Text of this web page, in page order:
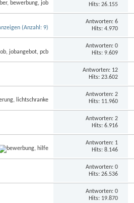
Hits: 26.155
Antworten: 6
Hits: 4.970
Antworten: 0
Hits: 9.609
Antworten: 12
Hits: 23.602
Antworten: 2
Hits: 11.960
Antworten: 2
Hits: 6.916
Antworten: 1
Hits: 8.146
Antworten: 0
Hits: 26.536
Antworten: 0
Hits: 19.870